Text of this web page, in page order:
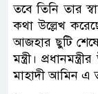
তবে তিনি তার
কথা উল্লেখ
আজহার ছুটি
মন্ত্রী।
মাহাদী আমিন এ